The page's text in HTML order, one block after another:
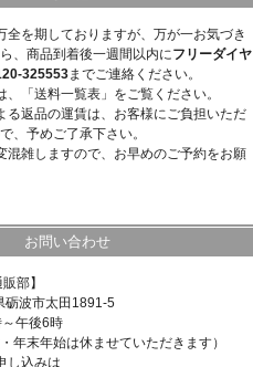
全を期しておりますが、万が一お気づき
、商品到着後一週間以内にフリーダイヤ
325553までご連絡ください。
、「送料一覧表」をご覧ください。
る返品の運賃は、お客様にご負担いただ
、予めご了承下さい。
混雑しますので、お早めのご予約をお願
お問い合わせ
部】
波市太田1891-5
午後6時
年末年始は休ませていただきます）
し込みは